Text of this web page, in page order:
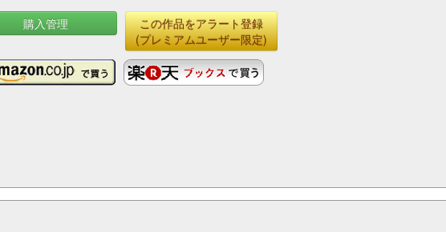
購入管理
この作品をアラート登録
(プレミアムユーザー限定)